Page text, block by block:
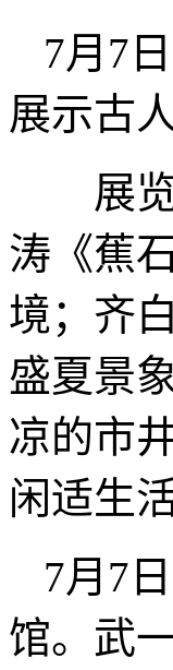
7月7
展示古
展览
涛《蕉
境；齐
盛夏景
凉的市
闲适生
7月7
馆。武